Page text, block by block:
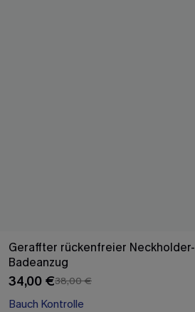
Geraffter rückenfreier Neckholder-
Badeanzug
34,00 €38,00 €
Bauch Kontrolle